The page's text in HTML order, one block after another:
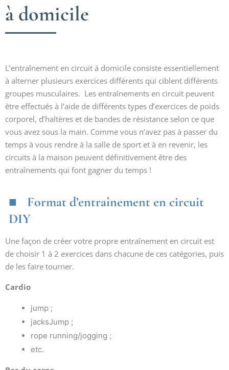
à domicile
L’entraînement en circuit á domicile consiste essentiellement
à alterner plusieurs exercices différents qui ciblent différents
groupes musculaires. Les entraînements en circuit peuvent
être effectués à l’aide de différents types d’exercices de poids
corporel, d’haltères et de bandes de résistance selon ce que
vous avez sous la main. Comme vous n’avez pas à passer du
temps à vous rendre à la salle de sport et à en revenir, les
circuits à la maison peuvent définitivement être des
entraînements qui font gagner du temps !
Format d’entraînement en circuit
DIY
Une façon de créer votre propre entraînement en circuit est
de choisir 1 à 2 exercices dans chacune de ces catégories, puis
de les faire tourner.
Cardio
jump ;
jacksJump ;
rope running/jogging ;
etc.